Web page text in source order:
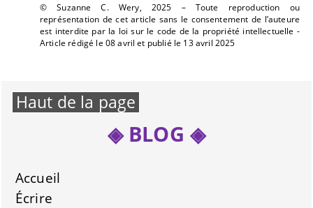
© Suzanne C. Wery, 2025 – Toute reproduction ou
représentation de cet article sans le consentement de l’auteure
est interdite par la loi sur le code de la propriété intellectuelle -
Article rédigé le 08 avril et publié le 13 avril 2025
Haut de la page
BLOG
Accueil
Écrire